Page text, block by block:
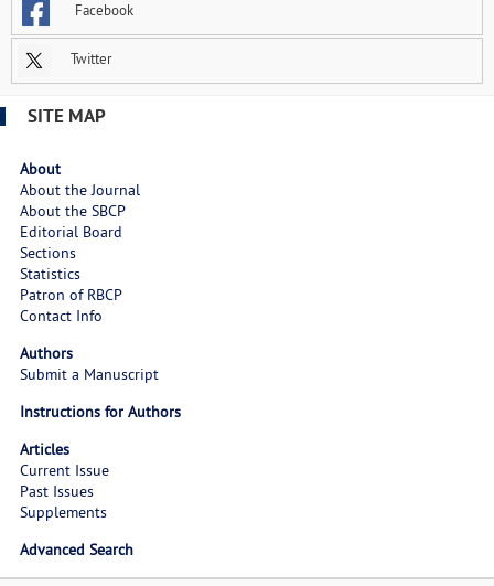
Facebook
Twitter
SITE MAP
About
About the Journal
About the SBCP
Editorial Board
Sections
Statistics
Patron of RBCP
Contact Info
Authors
Submit a Manuscript
Instructions for Authors
Articles
Current Issue
Past Issues
Supplements
Advanced Search